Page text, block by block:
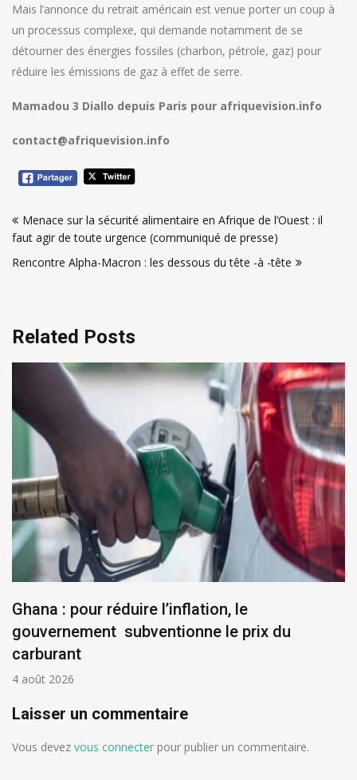
Mais l’annonce du retrait américain est venue porter un coup à
un processus complexe, qui demande notamment de se
détourner des énergies fossiles (charbon, pétrole, gaz) pour
réduire les émissions de gaz à effet de serre.
Mamadou 3 Diallo depuis Paris pour afriquevision.info
contact@afriquevision.info
de
l’article
Menace sur la sécurité alimentaire en Afrique de l’Ouest : il
faut agir de toute urgence (communiqué de presse)
Rencontre Alpha-Macron : les dessous du tête -à -tête
Related Posts
Ghana : pour réduire l’inflation, le
gouvernement subventionne le prix du
carburant
4 août 2026
Laisser un commentaire
Vous devez vous connecter pour publier un commentaire.